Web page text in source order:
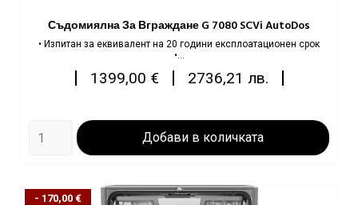
Съдомиялна За Вграждане G 7080 SCVi AutoDos
• Изпитан за еквивалент на 20 години експлоатационен срок
•...
Цена
1399,00 €| 2736,21 лв.
Добави в количката
- 170,00 €